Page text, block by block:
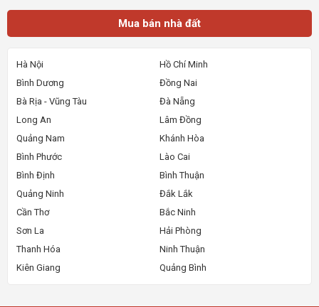
Mua bán nhà đất
Hà Nội
Hồ Chí Minh
Bình Dương
Đồng Nai
Bà Rịa - Vũng Tàu
Đà Nẵng
Long An
Lâm Đồng
Quảng Nam
Khánh Hòa
Bình Phước
Lào Cai
Bình Định
Bình Thuận
Quảng Ninh
Đắk Lắk
Cần Thơ
Bắc Ninh
Sơn La
Hải Phòng
Thanh Hóa
Ninh Thuận
Kiên Giang
Quảng Bình